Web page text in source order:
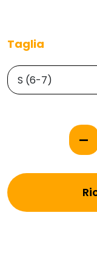
Taglia
-